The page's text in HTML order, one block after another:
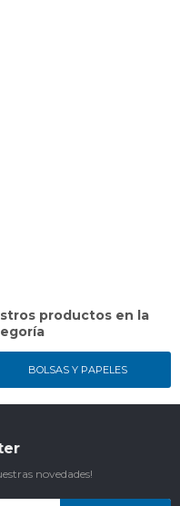
productos en la
BOLSAS Y PAPELES
novedades!